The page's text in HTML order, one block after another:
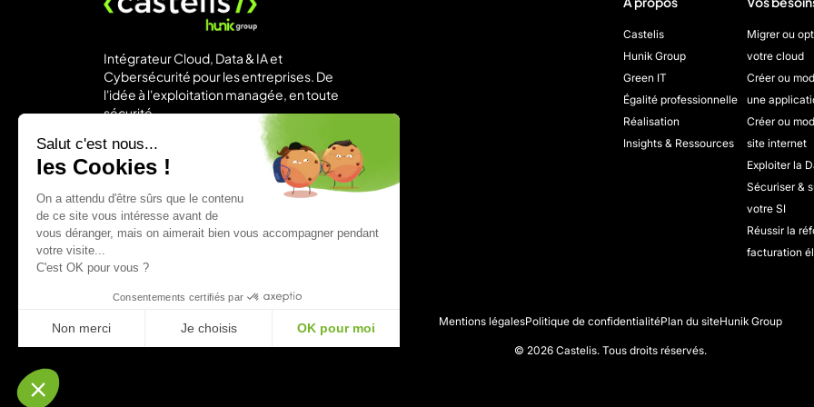
Salut c'est nous...
les Cookies !
On a attendu d'être sûrs que le contenu
de ce site vous intéresse avant de
vous déranger, mais on aimerait bien vous accompagner pendant
votre visite...
C'est OK pour vous ?
Consentements certifiés par
Non merci Je choisis OK pour moi
Notre plateforme vous permet d'adapter et de gérer vos paramètres de confidentialité, en garantissant la conformité
Intégrateur Cloud, Data & IA et
Cybersécurité pour les entreprises. De
l'idée à l'exploitation managée, en toute
sécurité.
Paris
+33 1 43 90 19 80
contact@castelis.com
Castelis
Hunik Group
Green IT
Égalité professionnelle
Réalisation
Insights & Ressources
Migrer ou
votre cloud
Créer ou
une
Créer ou
site internet
Exploiter la
Sécuriser &
votre SI
Réussir la
facturation
Mentions légalesPolitique de confidentialitéPlan du siteHunik Group
© 2026 Castelis. Tous droits réservés.